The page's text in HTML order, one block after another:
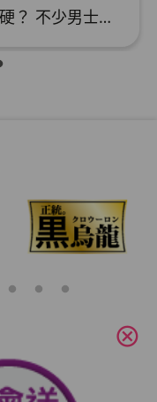
降障礙」小測試
丁丁的持久力急速下降、不夠硬？ 不少男士新冠「中招」後都認為自己的性能相比以前的表現不夠勁、丁丁不能好好「企硬」，感覺自己雄風不再等等，這些徵狀很有可能是性能障礙的先兆！ 完成以下小測試，立即評估自己的性能是否出現了障礙？ 男性性能下降障礙 小測試 （以過去6個月的經驗作為計算， 0分為絕大部份時間能夠做到， 4分為絕大部份時間未能夠做到） 你有多大程度上有信心丁丁能夠保證長時候「剛硬」？受到刺激的時候，普遍丁丁能夠常常馬上「起機」嗎？普遍丁丁進入「妹妹」時能夠長期保持「企硬」狀態？普遍能夠控制
cancel